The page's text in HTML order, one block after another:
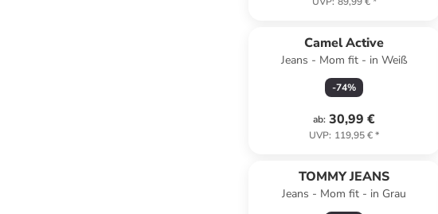
Camel Active
Jeans - Mom fit - in Weiß
-74%
ab: 30,99 €
UVP: 119,95 €*
TOMMY JEANS
Jeans - Mom fit - in Grau